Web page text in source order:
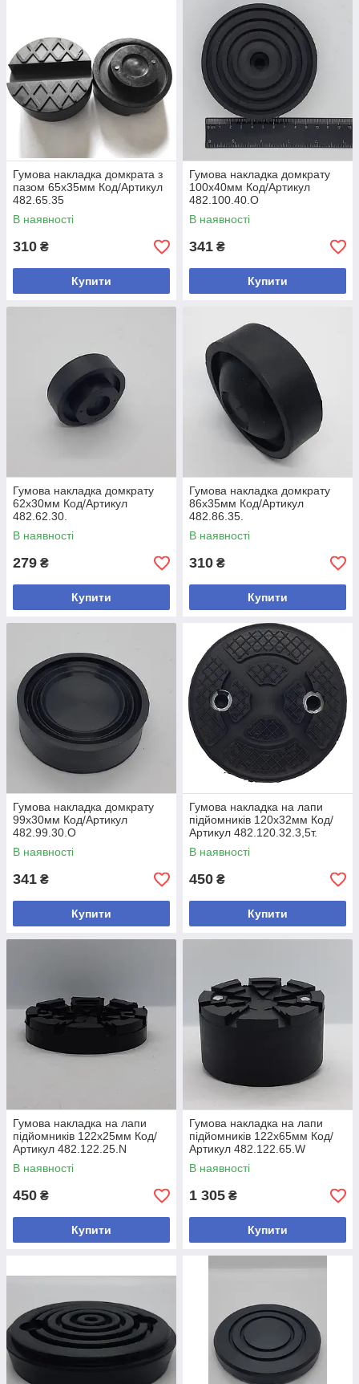
Гумова накладка домкрата з
пазом 65х35мм Код/Артикул
482.65.35
В наявності
310 ₴
Купити
Гумова накладка домкрату
100х40мм Код/Артикул
482.100.40.O
В наявності
341 ₴
Купити
Гумова накладка домкрату
62х30мм Код/Артикул
482.62.30.
В наявності
279 ₴
Купити
Гумова накладка домкрату
86х35мм Код/Артикул
482.86.35.
В наявності
310 ₴
Купити
Гумова накладка домкрату
99х30мм Код/Артикул
482.99.30.O
В наявності
341 ₴
Купити
Гумова накладка на лапи
підйомників 120х32мм Код/
Артикул 482.120.32.3,5т.
В наявності
450 ₴
Купити
Гумова накладка на лапи
підйомників 122х25мм Код/
Артикул 482.122.25.N
В наявності
450 ₴
Купити
Гумова накладка на лапи
підйомників 122х65мм Код/
Артикул 482.122.65.W
В наявності
1 305 ₴
Купити